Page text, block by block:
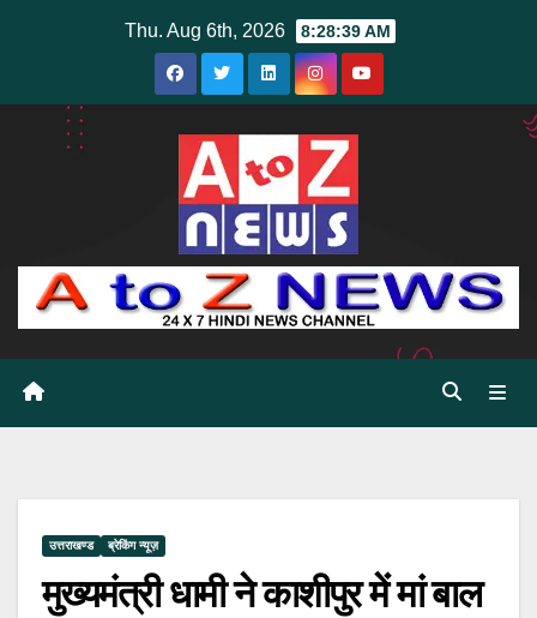
Thu. Aug 6th, 2026 8:28:40 AM
उत्तराखण्ड ब्रेकिंग न्यूज़
मुख्यमंत्री धामी ने काशीपुर में मां बाल